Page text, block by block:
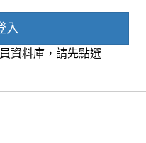
入
資料庫，請先點選